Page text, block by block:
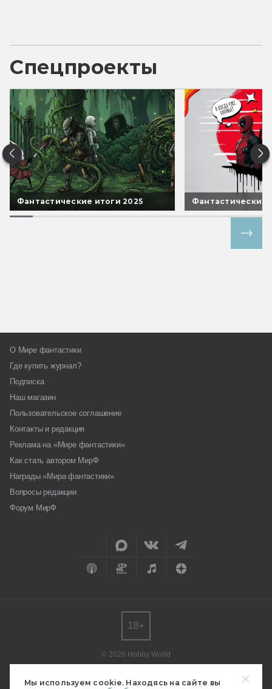
Мы используем cookie. Находясь на сайте вы
Спецпроекты
Фантастические итоги 2025 Фантастические
О Мире фантастики
Где купить журнал?
Подписка
Наш магазин
Пользовательское соглашение
Контакты и редакция
Реклама на «Мире фантастики»
Как стать автором МирФ
Награды «Мира фантастики»
Вопросы редакции
Форум МирФ
© 2026 Hobby World
редакции.
18+